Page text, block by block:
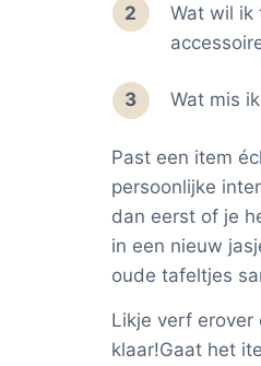
Wat wil ik
Wat mis
Past een item
persoonlijke
dan eerst of je
in een nieuw
oude tafeltjes
Likje verf erover
klaar!Gaat het